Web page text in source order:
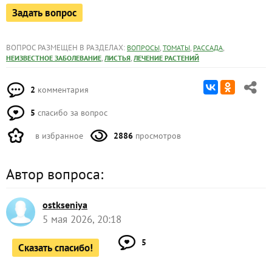
Задать вопрос
ВОПРОС РАЗМЕЩЕН В РАЗДЕЛАХ: ВОПРОСЫ, ТОМАТЫ, РАССАДА,
НЕИЗВЕСТНОЕ ЗАБОЛЕВАНИЕ, ЛИСТЬЯ, ЛЕЧЕНИЕ РАСТЕНИЙ
2 комментария
5 спасибо за вопрос
в избранное 2886 просмотров
Автор вопроса:
ostkseniya
5 мая 2026, 20:18
Сказать спасибо! 5